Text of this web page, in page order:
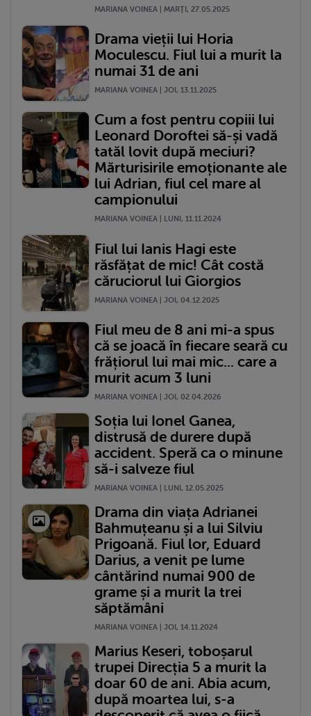
MARIANA VOINEA | MARŢI, 27.05.2025
Drama vieții lui Horia
Moculescu. Fiul lui a murit la
numai 31 de ani
MARIANA VOINEA | JOI, 13.11.2025
Cum a fost pentru copiii lui
Leonard Doroftei să-și vadă
tatăl lovit după meciuri?
Mărturisirile emoționante ale
lui Adrian, fiul cel mare al
campionului
MARIANA VOINEA | LUNI, 11.11.2024
Fiul lui Ianis Hagi este
răsfățat de mic! Cât costă
căruciorul lui Giorgios
MARIANA VOINEA | JOI, 04.12.2025
Fiul meu de 8 ani mi-a spus
că se joacă în fiecare seară cu
frățiorul lui mai mic... care a
murit acum 3 luni
MARIANA VOINEA | JOI, 02.04.2026
Soția lui Ionel Ganea,
distrusă de durere după
accident. Speră ca o minune
să-i salveze fiul
MARIANA VOINEA | LUNI, 12.05.2025
Drama din viața Adrianei
Bahmuțeanu și a lui Silviu
Prigoană. Fiul lor, Eduard
Darius, a venit pe lume
cântărind numai 900 de
grame și a murit la trei
săptămâni
MARIANA VOINEA | JOI, 14.11.2024
Marius Keseri, toboșarul
trupei Direcția 5 a murit la
doar 60 de ani. Abia acum,
după moartea lui, s-a